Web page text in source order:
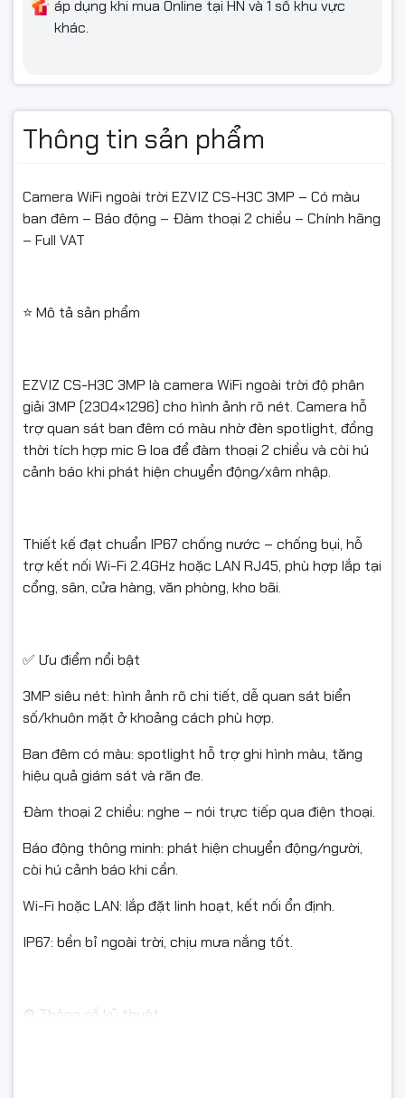
áp dụng khi mua Online tại HN và 1 số khu vực
khác.
Thông tin sản phẩm
Camera WiFi ngoài trời EZVIZ CS-H3C 3MP – Có màu
ban đêm – Báo động – Đàm thoại 2 chiều – Chính hãng
– Full VAT
⭐ Mô tả sản phẩm
EZVIZ CS-H3C 3MP là camera WiFi ngoài trời độ phân
giải 3MP (2304×1296) cho hình ảnh rõ nét. Camera hỗ
trợ quan sát ban đêm có màu nhờ đèn spotlight, đồng
thời tích hợp mic & loa để đàm thoại 2 chiều và còi hú
cảnh báo khi phát hiện chuyển động/xâm nhập.
Thiết kế đạt chuẩn IP67 chống nước – chống bụi, hỗ
trợ kết nối Wi-Fi 2.4GHz hoặc LAN RJ45, phù hợp lắp tại
cổng, sân, cửa hàng, văn phòng, kho bãi.
✅ Ưu điểm nổi bật
3MP siêu nét: hình ảnh rõ chi tiết, dễ quan sát biển
số/khuôn mặt ở khoảng cách phù hợp.
Ban đêm có màu: spotlight hỗ trợ ghi hình màu, tăng
hiệu quả giám sát và răn đe.
Đàm thoại 2 chiều: nghe – nói trực tiếp qua điện thoại.
Báo động thông minh: phát hiện chuyển động/người,
còi hú cảnh báo khi cần.
Wi-Fi hoặc LAN: lắp đặt linh hoạt, kết nối ổn định.
IP67: bền bỉ ngoài trời, chịu mưa nắng tốt.
⚙️ Thông số kỹ thuật
kiện, không trầy/hỏng do tự tác động.
#cameraEZVIZ #H3C3MP #camerangoaitroi
#cameramaubandem #camerabaodong
#camerawifi #camerachinhhang #fullVAT
#ngocthocomputer #congnghengoctho